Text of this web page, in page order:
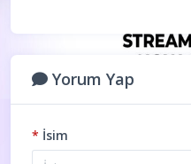
Yorum Yap
* İsim